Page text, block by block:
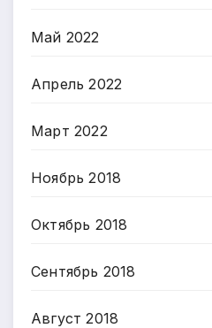
Май 2022
Апрель 2022
Март 2022
Ноябрь 2018
Октябрь 2018
Сентябрь 2018
Август 2018